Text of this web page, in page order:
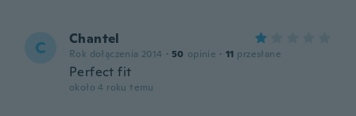
C Chantel
Rok dołączenia 2014 · 50 opinie · 11 przesłane
Perfect fit
około 4 roku temu